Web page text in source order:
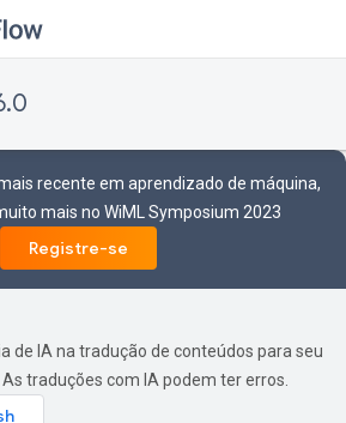
recente em aprendizado de máquina,
mais no WiML Symposium 2023
Registre-se
de IA na tradução de conteúdos para seu
traduções com IA podem ter erros.